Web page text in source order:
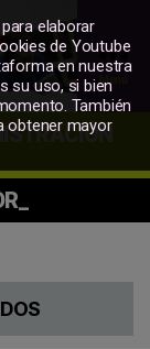
Menú
elaborar
de Youtube
en nuestra
su uso, si bien
También
obtener mayor